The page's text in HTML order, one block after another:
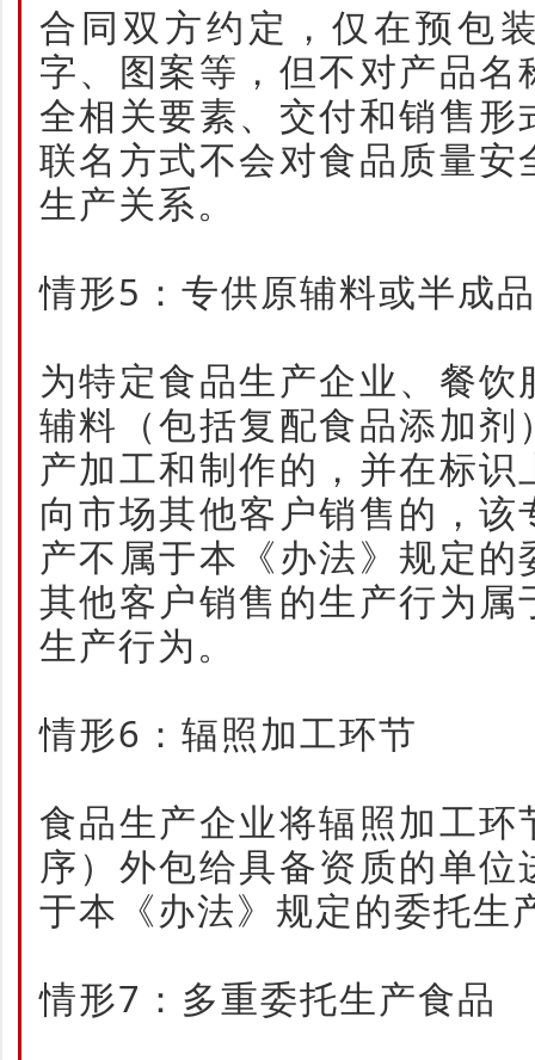
合同双方约定，仅在预包
字、图案等，但不对产品
全相关要素、交付和销售
联名方式不会对食品质量
生产关系。
情形5：专供原辅料或半成品
为特定食品生产企业、餐
辅料（包括复配食品添加
产加工和制作的，并在标
向市场其他客户销售的，
产不属于本《办法》规定
其他客户销售的生产行为
生产行为。
情形6：辐照加工环节
食品生产企业将辐照加工
序）外包给具备资质的单
于本《办法》规定的委托生
情形7：多重委托生产食品